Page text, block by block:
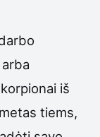
iš
tiems,